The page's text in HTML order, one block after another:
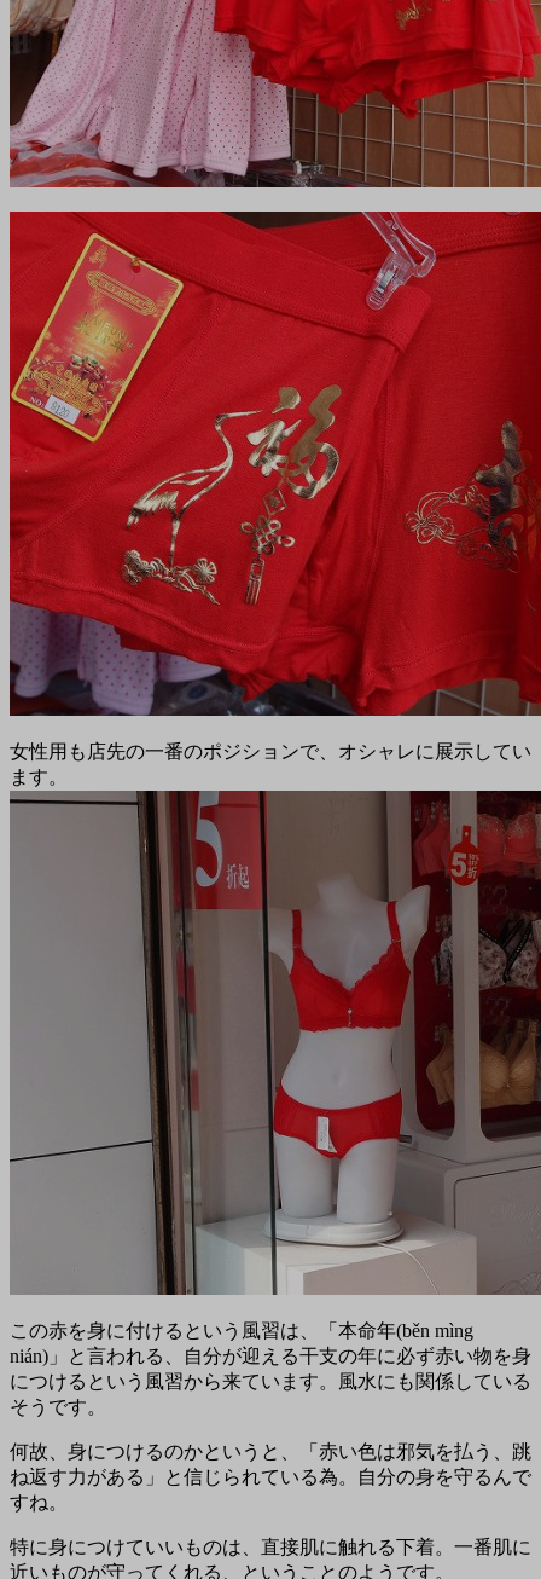
女性用も店先の一番のポジションで、オシャレに展示してい
ます。
この赤を身に付けるという風習は、「本命年(běn mìng
nián)」と言われる、自分が迎える干支の年に必ず赤い物を身
につけるという風習から来ています。風水にも関係している
そうです。
何故、身につけるのかというと、「赤い色は邪気を払う、跳
ね返す力がある」と信じられている為。自分の身を守るんで
すね。
特に身につけていいものは、直接肌に触れる下着。一番肌に
近いものが守ってくれる、ということのようです。